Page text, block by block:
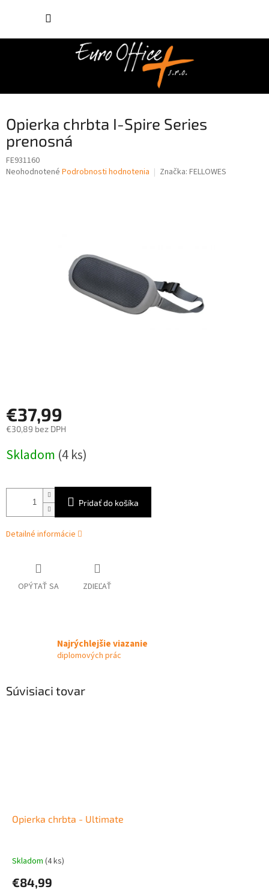
Opierka chrbta I-Spire Series
prenosná
FE931160
Priemerné
Neohodnotené Podrobnosti hodnotenia Značka: FELLOWES
€37,99
€30,89 bez DPH
cena:
Skladom (4 ks)
Pridať do košíka
Detailné informácie
OPÝTAŤ SA ZDIEĽAŤ
Najrýchlejšie viazanie
diplomových prác
Súvisiaci tovar
Opierka chrbta - Ultimate
Skladom (4 ks)
€84,99